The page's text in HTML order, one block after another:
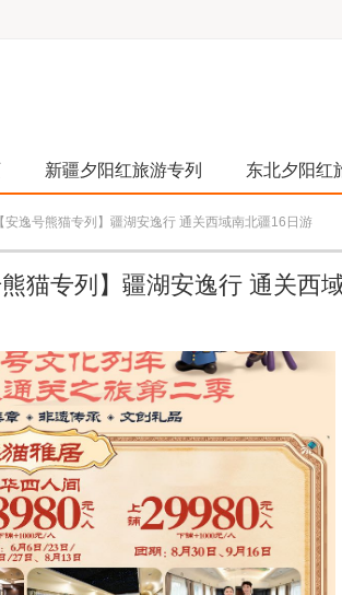
新疆夕阳红旅游专列 东北夕阳红
逸号熊猫专列】疆湖安逸行 通关西域南北疆16日游
猫专列】疆湖安逸行 通关西